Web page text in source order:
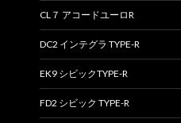
CL７ アコードユーロR
DC2 インテグラ TYPE-R
EK9 シビックTYPE-R
FD2 シビック TYPE-R